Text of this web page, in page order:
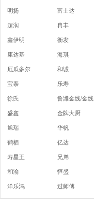
明扬
富士达
超润
冉丰
鑫伊明
衡发
康达基
海琪
厄瓜多尔
和诚
宝泰
乐寿
徐氏
鲁潍金线/金线
盛鑫
金牌大厨
旭瑞
华帆
鹤栖
亿达
寿星王
兄弟
和渝
恒盛
洋乐鸿
过师傅